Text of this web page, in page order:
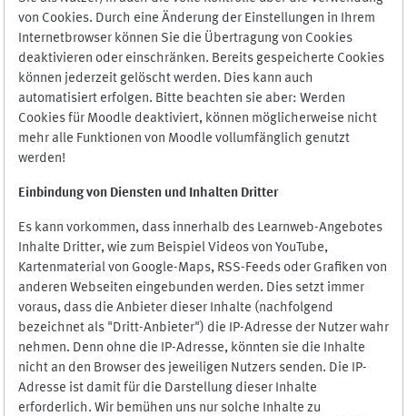
von Cookies. Durch eine Änderung der Einstellungen in Ihrem
Internetbrowser können Sie die Übertragung von Cookies
deaktivieren oder einschränken. Bereits gespeicherte Cookies
können jederzeit gelöscht werden. Dies kann auch
automatisiert erfolgen. Bitte beachten sie aber: Werden
Cookies für Moodle deaktiviert, können möglicherweise nicht
mehr alle Funktionen von Moodle vollumfänglich genutzt
werden!
Einbindung von Diensten und Inhalten Dritter
Es kann vorkommen, dass innerhalb des Learnweb-Angebotes
Inhalte Dritter, wie zum Beispiel Videos von YouTube,
Kartenmaterial von Google-Maps, RSS-Feeds oder Grafiken von
anderen Webseiten eingebunden werden. Dies setzt immer
voraus, dass die Anbieter dieser Inhalte (nachfolgend
bezeichnet als "Dritt-Anbieter") die IP-Adresse der Nutzer wahr
nehmen. Denn ohne die IP-Adresse, könnten sie die Inhalte
nicht an den Browser des jeweiligen Nutzers senden. Die IP-
Adresse ist damit für die Darstellung dieser Inhalte
erforderlich. Wir bemühen uns nur solche Inhalte zu